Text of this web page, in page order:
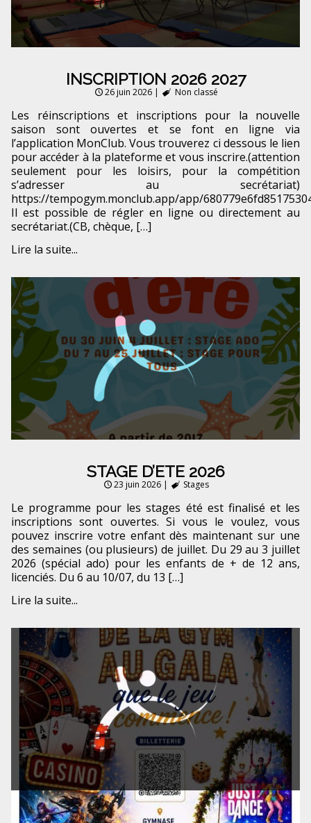
INSCRIPTION 2026 2027
26 juin 2026 | Non classé
Les réinscriptions et inscriptions pour la nouvelle
saison sont ouvertes et se font en ligne via
l’application MonClub. Vous trouverez ci dessous le lien
pour accéder à la plateforme et vous inscrire.(attention
seulement pour les loisirs, pour la compétition
s’adresser au secrétariat)
https://tempogym.monclub.app/app/
Il est possible de régler en ligne ou directement au
secrétariat.(CB, chèque, […]
Lire la suite...
STAGE D’ETE 2026
23 juin 2026| Stages
Le programme pour les stages été est finalisé et les
inscriptions sont ouvertes. Si vous le voulez, vous
pouvez inscrire votre enfant dès maintenant sur une
des semaines (ou plusieurs) de juillet. Du 29 au 3 juillet
2026 (spécial ado) pour les enfants de + de 12 ans,
licenciés. Du 6 au 10/07, du 13 […]
Lire la suite...